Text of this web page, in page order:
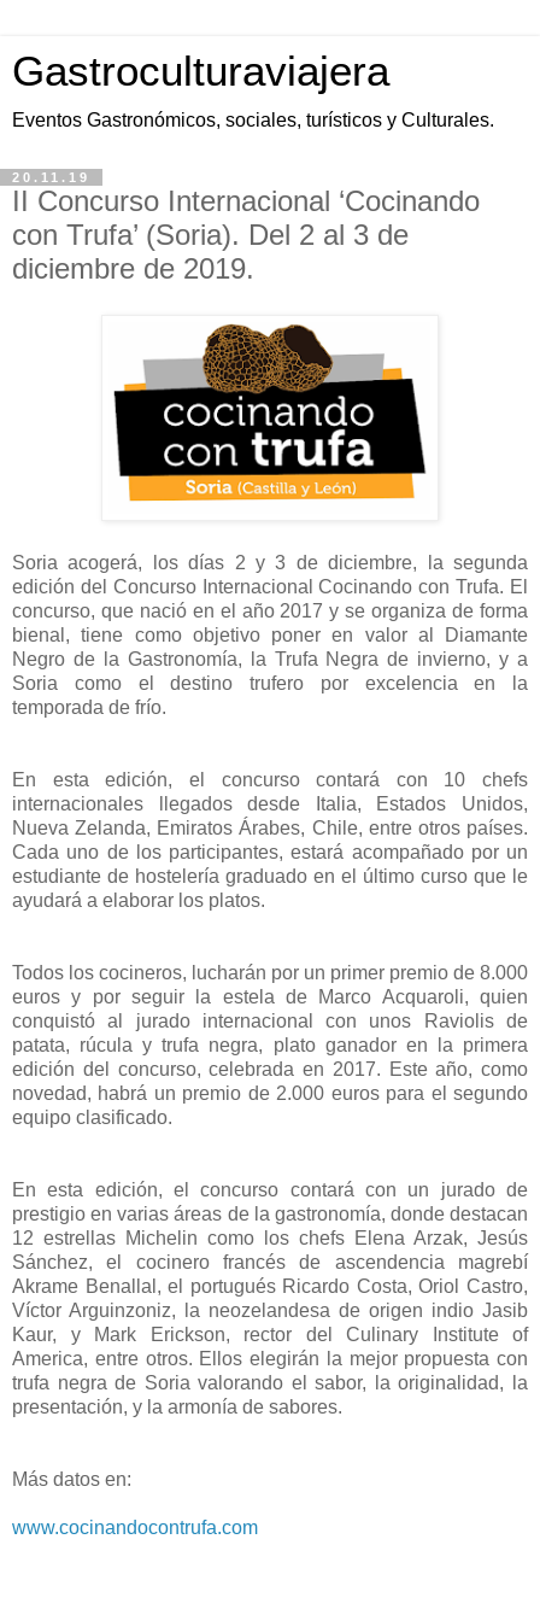
Gastroculturaviajera
Eventos Gastronómicos, sociales, turísticos y Culturales.
20.11.19
II Concurso Internacional ‘Cocinando
con Trufa’ (Soria). Del 2 al 3 de
diciembre de 2019.
Soria acogerá, los días 2 y 3 de diciembre, la segunda
edición del Concurso Internacional Cocinando con Trufa. El
concurso, que nació en el año 2017 y se organiza de forma
bienal, tiene como objetivo poner en valor al Diamante
Negro de la Gastronomía, la Trufa Negra de invierno, y a
Soria como el destino trufero por excelencia en la
temporada de frío.
En esta edición, el concurso contará con 10 chefs
internacionales llegados desde Italia, Estados Unidos,
Nueva Zelanda, Emiratos Árabes, Chile, entre otros países.
Cada uno de los participantes, estará acompañado por un
estudiante de hostelería graduado en el último curso que le
ayudará a elaborar los platos.
Todos los cocineros, lucharán por un primer premio de 8.000
euros y por seguir la estela de Marco Acquaroli, quien
conquistó al jurado internacional con unos Raviolis de
patata, rúcula y trufa negra, plato ganador en la primera
edición del concurso, celebrada en 2017. Este año, como
novedad, habrá un premio de 2.000 euros para el segundo
equipo clasificado.
En esta edición, el concurso contará con un jurado de
prestigio en varias áreas de la gastronomía, donde destacan
12 estrellas Michelin como los chefs Elena Arzak, Jesús
Sánchez, el cocinero francés de ascendencia magrebí
Akrame Benallal, el portugués Ricardo Costa, Oriol Castro,
Víctor Arguinzoniz, la neozelandesa de origen indio Jasib
Kaur, y Mark Erickson, rector del Culinary Institute of
America, entre otros. Ellos elegirán la mejor propuesta con
trufa negra de Soria valorando el sabor, la originalidad, la
presentación, y la armonía de sabores.
Más datos en:
www.cocinandocontrufa.com